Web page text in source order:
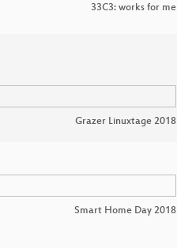
33C3: works for me
Grazer Linuxtage 2018
Smart Home Day 2018